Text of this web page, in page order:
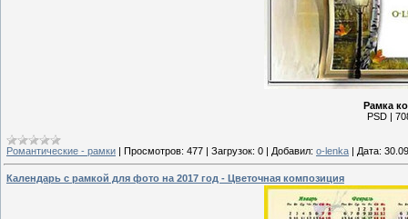
Рамка
PSD |
Романтические - рамки | Просмотров: 477 | Загрузок: 0 | Добавил: o-lenka | Дата:
Календарь с рамкой для фото на 2017 год - Цветочная композиция